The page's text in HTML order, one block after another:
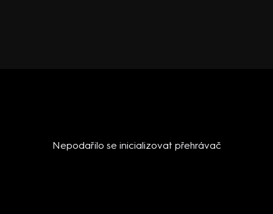
Nepodařilo se inicializovat přehrávač